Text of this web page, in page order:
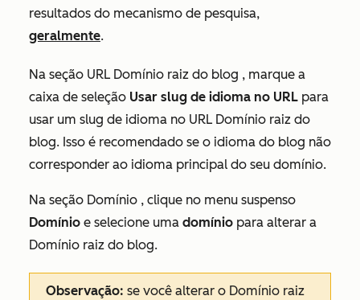
resultados do mecanismo de pesquisa,
geralmente.
Na seção URL Domínio raiz do blog , marque a
caixa de seleção Usar slug de idioma no URL para
usar um slug de idioma no URL Domínio raiz do
blog. Isso é recomendado se o idioma do blog não
corresponder ao idioma principal do seu domínio.
Na seção Domínio , clique no menu suspenso
Domínio e selecione uma domínio para alterar a
Domínio raiz do blog.
Observação: se você alterar o Domínio raiz